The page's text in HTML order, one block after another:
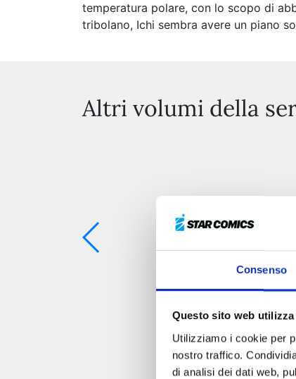
Consenso
Questo sito web
Utilizziamo i cookie per
nostro traffico.
di analisi dei dati web,
temperatura polare, con lo scopo di
tribolano, Ichi sembra avere un piano
Altri volumi della